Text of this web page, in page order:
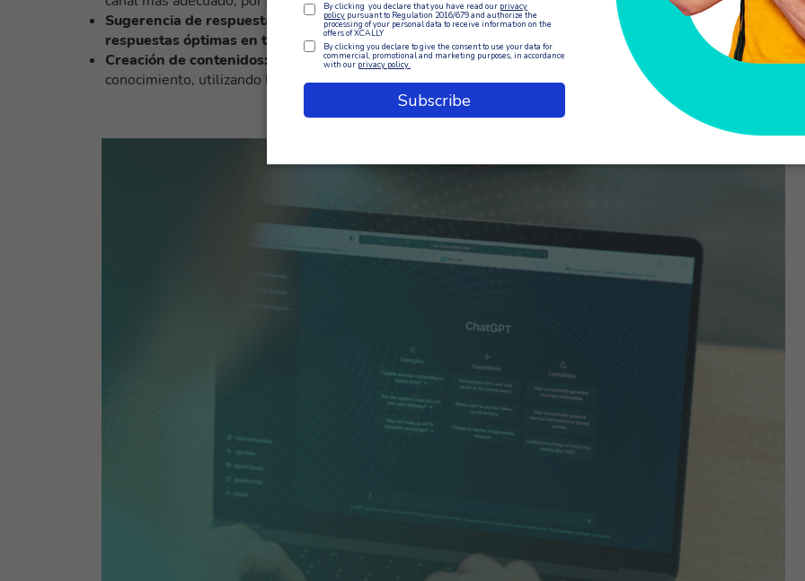
Sugerencia de respuestas:
Durante las conversaciones con los operadores, ChatGPT
puede sugerir
respuestas óptimas en tiempo real, haciendo que sus respuestas sean más rápidas y precisas.
Creación de contenidos: ChatGPTpuede generar automáticamente textos
para chatbots, FAQs, bases de
conocimiento, utilizando lenguaje natural.